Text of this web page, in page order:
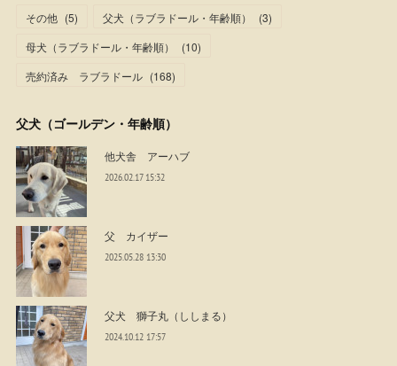
その他 (5) 父犬（ラブラドール・年齢順） (3)
母犬（ラブラドール・年齢順）
(10)
売約済み ラブラドール (168)
父犬（ゴールデン・年齢順）
他犬舎 アーハブ
2026.02.17 15:32
父 カイザー
2025.05.28 13:30
父犬 獅子丸（ししまる）
2024.10.12 17:57